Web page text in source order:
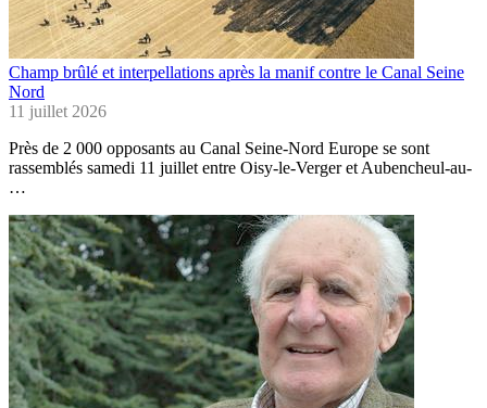
Champ brûlé et interpellations après la manif contre le Canal Seine
Nord
11 juillet 2026
Près de 2 000 opposants au Canal Seine-Nord Europe se sont
rassemblés samedi 11 juillet entre Oisy-le-Verger et Aubencheul-au-
…